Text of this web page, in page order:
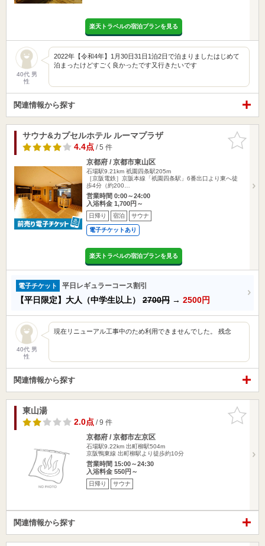
楽天トラベルの宿泊プランを見る
40代 男
性
2022年【令和4年】1月30日31日1泊2日で泊まりましたはじめて
泊まったけどすごく良かったです又行きたいです
関連情報から探す
お気に入
りに追加
サウナ&カプセルホテル ルーマプラザ
4.4点/ 5 件
京都府 / 京都市東山区
石場駅9.21km 祇園四条駅205m
［京阪電鉄］京阪本線「祇園四条駅」6番出口より東へ徒
歩4分（約200…
営業時間 0:00～24:00
入浴料金 1,700円～
日帰り 宿泊 サウナ
電子チケットあり
楽天トラベルの宿泊プランを見る
電子チケット 平日レギュラーコース割引
【平日限定】大人（中学生以上） 2700円 → 2500円
40代 男
性
現在リニューアル工事中のため利用できませんでした。 残念
関連情報から探す
お気に入
りに追加
東山湯
2.0点/ 9 件
京都府 / 京都市左京区
石場駅9.22km 出町柳駅504m
京阪鴨東線 出町柳駅より徒歩約10分
営業時間 15:00～24:30
入浴料金 550円～
日帰り サウナ
関連情報から探す